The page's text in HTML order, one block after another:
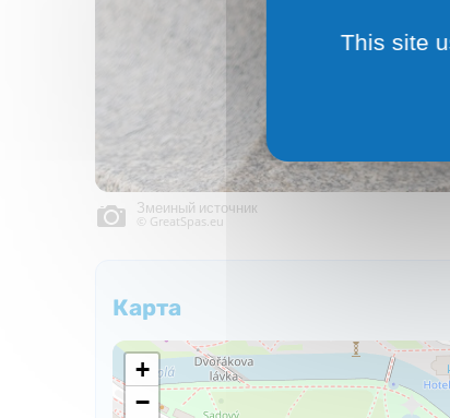
Змеиный источник
© GreatSpas.eu
Карта
+
−
This site